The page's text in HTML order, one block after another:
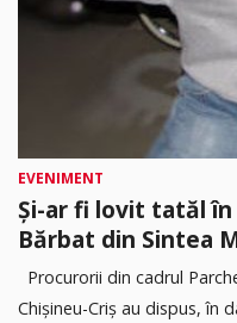
EVENIMENT
Și-ar fi lovit tatăl în
Bărbat din Sintea
Procurorii din cadrul
Chișineu-Criș au dispus, în